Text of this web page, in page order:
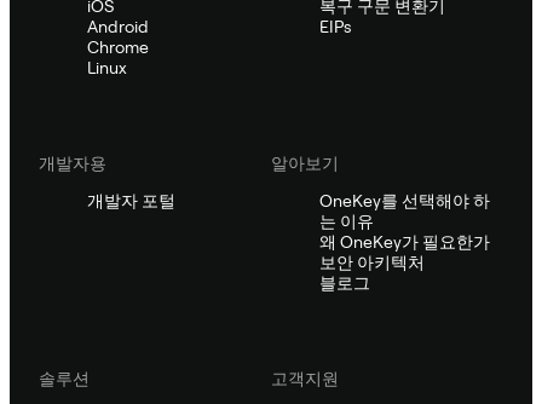
iOS
Android
Chrome
Linux
복구 구문 변환기
EIPs
개발자용
개발자 포털
알아보기
OneKey를 선택해야 하
는 이유
왜 OneKey가 필요한가
보안 아키텍처
블로그
솔루션
고객지원